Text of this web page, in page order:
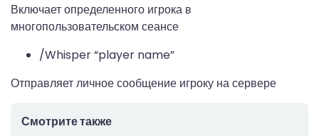
Включает определенного игрока в
многопользовательском сеансе
/Whisper “player name”
Отправляет личное сообщение игроку на сервере
Смотрите также